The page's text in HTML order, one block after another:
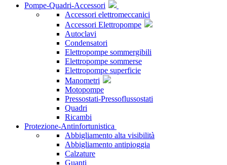
Pompe-Quadri-Accessori
Accessori elettromeccanici
Accessori Elettropompe
Autoclavi
Condensatori
Elettropompe sommergibili
Elettropompe sommerse
Elettropompe superficie
Manometri
Motopompe
Pressostati-Pressoflussostati
Quadri
Ricambi
Protezione-Antinfortunistica
Abbigliamento alta visibilità
Abbigliamento antipioggia
Calzature
Guanti